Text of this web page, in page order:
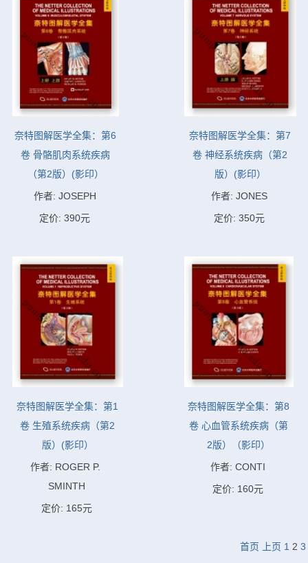
奈特图解医学全集：第6
卷 骨骼肌肉系统疾病
（第2版）(影印）
作者: JOSEPH
定价: 390元
奈特图解医学全集：第7
卷 神经系统疾病（第2
版）(影印）
作者: JONES
定价: 350元
奈特图解医学全集：第1
卷 生殖系统疾病（第2
版）(影印）
作者: ROGER P.
SMINTH
定价: 165元
奈特图解医学全集：第8
卷 心血管系统疾病（第
2版）（影印）
作者: CONTI
定价: 160元
首页 上页 1 2 3